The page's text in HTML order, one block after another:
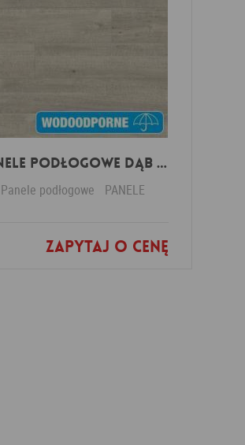
Panele Podłogowe Dąb Szary ze śladami cięcia piłą IMU1858 AC5 12 mm
Panele podłogowe PANELE
Zapytaj o cenę
Dodaj do ulubionych